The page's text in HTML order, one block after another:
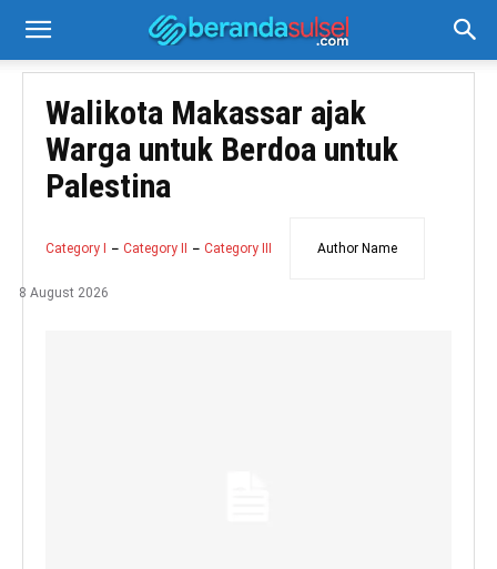
Walikota Makassar ajak
Warga untuk Berdoa untuk
Palestina
Category I Category II Category III Author Name
8 August 2026